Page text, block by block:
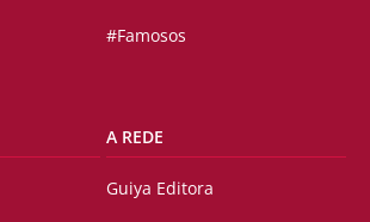
#Famosos
A REDE
Guiya Editora